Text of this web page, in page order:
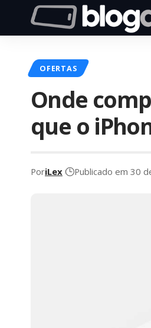
OFERTAS
Onde
que o
PoriLex Publicado em 30